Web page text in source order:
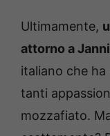
Ultimamente,
attorno a
italiano che
tanti
mozzafiato.